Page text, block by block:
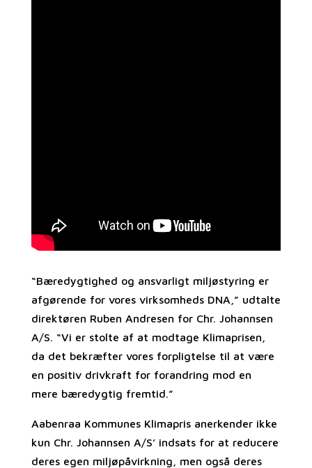
“Bæredygtighed og ansvarligt miljøstyring er
afgørende for vores virksomheds DNA,” udtalte
direktøren Ruben Andresen for Chr. Johannsen
A/S. “Vi er stolte af at modtage Klimaprisen,
da det bekræfter vores forpligtelse til at være
en positiv drivkraft for forandring mod en
mere bæredygtig fremtid.”
Aabenraa Kommunes Klimapris anerkender ikke
kun Chr. Johannsen A/S’ indsats for at reducere
deres egen miljøpåvirkning, men også deres